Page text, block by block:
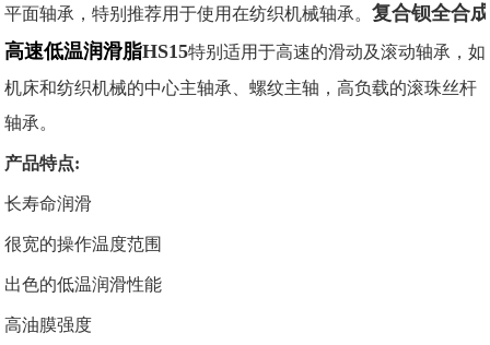
平面轴承，特别推荐用于使用在纺织机械轴承。复合钡全合成
高速低温润滑脂HS15特别适用于高速的滑动及滚动轴承，如
机床和纺织机械的中心主轴承、螺纹主轴，高负载的滚珠丝杆
轴承。
产品特点:
长寿命润滑
很宽的操作温度范围
出色的低温润滑性能
高油膜强度